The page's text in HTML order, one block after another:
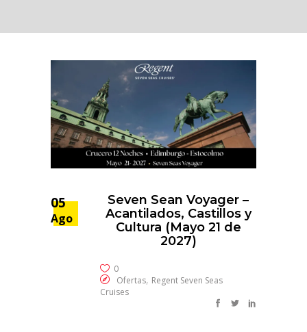
05
Ago
Seven Sean Voyager –
Acantilados, Castillos y
Cultura (Mayo 21 de
2027)
0
Ofertas, Regent Seven Seas
Cruises